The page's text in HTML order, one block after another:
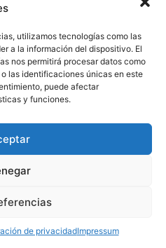
utilizamos tecnologías como las
a la información del dispositivo. El
nos permitirá procesar datos como
las identificaciones únicas en este
puede afectar
y funciones.
de privacidadImpressum
Cookies
Legal
607 564
reservados